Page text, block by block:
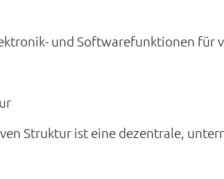
und Softwarefunktionen für
Struktur ist eine dezentrale,